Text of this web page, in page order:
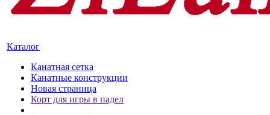
Каталог
Канатная сетка
Канатные конструкции
Новая страница
Корт для игры в падел